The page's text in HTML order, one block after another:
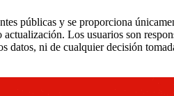
públicas y se proporciona
Los usuarios son
datos, ni de cualquier decisión